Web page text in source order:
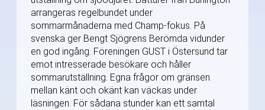
arrangeras regelbundet under
sommarmånaderna med Champ-fokus. På
svenska ger Bengt Sjögrens Berömda vidunder
en god ingång. Föreningen GUST i Östersund tar
emot intresserade besökare och håller
sommarutställning. Egna frågor om gränsen
mellan känt och okänt kan väckas under
läsningen. För sådana stunder kan ett samtal